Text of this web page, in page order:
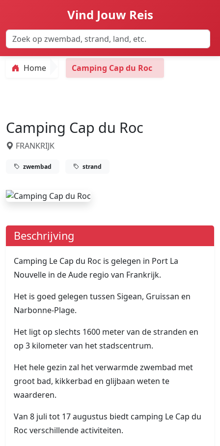
Vind Jouw Reis
Home Camping Cap du Roc
Camping Cap du Roc
FRANKRIJK
zwembad strand
Beschrijving
Camping Le Cap du Roc is gelegen in Port La
Nouvelle in de Aude regio van Frankrijk.
Het is goed gelegen tussen Sigean, Gruissan en
Narbonne-Plage.
Het ligt op slechts 1600 meter van de stranden en
op 3 kilometer van het stadscentrum.
Het hele gezin zal het verwarmde zwembad met
groot bad, kikkerbad en glijbaan weten te
waarderen.
Van 8 juli tot 17 augustus biedt camping Le Cap du
Roc verschillende activiteiten.